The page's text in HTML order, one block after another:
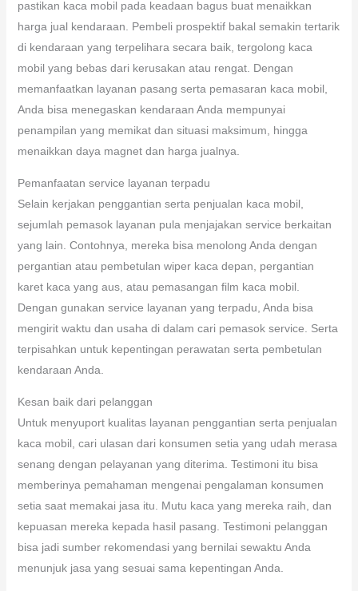
pastikan kaca mobil pada keadaan bagus buat menaikkan
harga jual kendaraan. Pembeli prospektif bakal semakin tertarik
di kendaraan yang terpelihara secara baik, tergolong kaca
mobil yang bebas dari kerusakan atau rengat. Dengan
memanfaatkan layanan pasang serta pemasaran kaca mobil,
Anda bisa menegaskan kendaraan Anda mempunyai
penampilan yang memikat dan situasi maksimum, hingga
menaikkan daya magnet dan harga jualnya.
Pemanfaatan service layanan terpadu
Selain kerjakan penggantian serta penjualan kaca mobil,
sejumlah pemasok layanan pula menjajakan service berkaitan
yang lain. Contohnya, mereka bisa menolong Anda dengan
pergantian atau pembetulan wiper kaca depan, pergantian
karet kaca yang aus, atau pemasangan film kaca mobil.
Dengan gunakan service layanan yang terpadu, Anda bisa
mengirit waktu dan usaha di dalam cari pemasok service. Serta
terpisahkan untuk kepentingan perawatan serta pembetulan
kendaraan Anda.
Kesan baik dari pelanggan
Untuk menyuport kualitas layanan penggantian serta penjualan
kaca mobil, cari ulasan dari konsumen setia yang udah merasa
senang dengan pelayanan yang diterima. Testimoni itu bisa
memberinya pemahaman mengenai pengalaman konsumen
setia saat memakai jasa itu. Mutu kaca yang mereka raih, dan
kepuasan mereka kepada hasil pasang. Testimoni pelanggan
bisa jadi sumber rekomendasi yang bernilai sewaktu Anda
menunjuk jasa yang sesuai sama kepentingan Anda.